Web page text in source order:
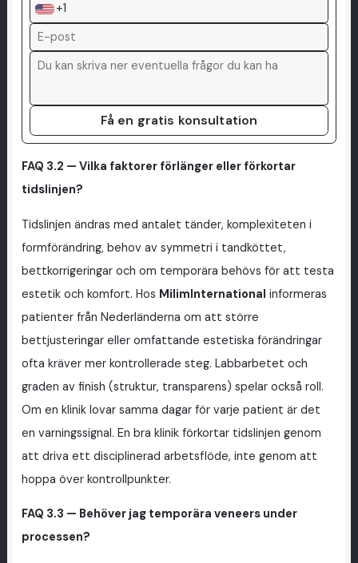
+1
Få en gratis konsultation
FAQ 3.2 — Vilka faktorer förlänger eller förkortar
tidslinjen?
Tidslinjen ändras med antalet tänder, komplexiteten i
formförändring, behov av symmetri i tandköttet,
bettkorrigeringar och om temporära behövs för att testa
estetik och komfort. Hos MilimInternational informeras
patienter från Nederländerna om att större
bettjusteringar eller omfattande estetiska förändringar
ofta kräver mer kontrollerade steg. Labbarbetet och
graden av finish (struktur, transparens) spelar också roll.
Om en klinik lovar samma dagar för varje patient är det
en varningssignal. En bra klinik förkortar tidslinjen genom
att driva ett disciplinerad arbetsflöde, inte genom att
hoppa över kontrollpunkter.
FAQ 3.3 — Behöver jag temporära veneers under
processen?